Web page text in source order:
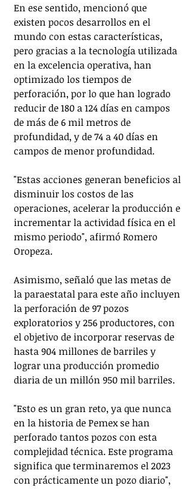
En ese sentido, mencionó que
existen pocos desarrollos en el
mundo con estas características,
pero gracias a la tecnología utilizada
en la excelencia operativa, han
optimizado los tiempos de
perforación, por lo que han logrado
reducir de 180 a 124 días en campos
de más de 6 mil metros de
profundidad, y de 74 a 40 días en
campos de menor profundidad.
"Estas acciones generan beneficios al
disminuir los costos de las
operaciones, acelerar la producción e
incrementar la actividad física en el
mismo periodo", afirmó Romero
Oropeza.
Asimismo, señaló que las metas de
la paraestatal para este año incluyen
la perforación de 97 pozos
exploratorios y 256 productores, con
el objetivo de incorporar reservas de
hasta 904 millones de barriles y
lograr una producción promedio
diaria de un millón 950 mil barriles.
"Esto es un gran reto, ya que nunca
en la historia de Pemex se han
perforado tantos pozos con esta
complejidad técnica. Este programa
significa que terminaremos el 2023
con prácticamente un pozo diario",